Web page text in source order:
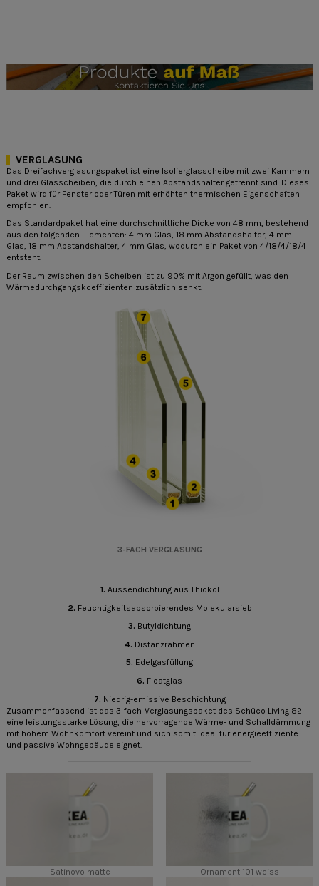
VERGLASUNG
Das Dreifachverglasungspaket ist eine Isolierglasscheibe mit zwei Kammern
und drei Glasscheiben, die durch einen Abstandshalter getrennt sind. Dieses
Paket wird für Fenster oder Türen mit erhöhten thermischen Eigenschaften
empfohlen.
Das Standardpaket hat eine durchschnittliche Dicke von 48 mm, bestehend
aus den folgenden Elementen: 4 mm Glas, 18 mm Abstandshalter, 4 mm
Glas, 18 mm Abstandshalter, 4 mm Glas, wodurch ein Paket von 4/18/4/18/4
entsteht.
Der Raum zwischen den Scheiben ist zu 90% mit Argon gefüllt, was den
Wärmedurchgangskoeffizienten zusätzlich senkt.
3-FACH VERGLASUNG
1. Aussendichtung aus Thiokol
2. Feuchtigkeitsabsorbierendes Molekularsieb
3. Butyldichtung
4. Distanzrahmen
5. Edelgasfüllung
6. Floatglas
7. Niedrig-emissive Beschichtung
Zusammenfassend ist das 3-fach-Verglasungspaket des Schüco LivIng 82
eine leistungsstarke Lösung, die hervorragende Wärme- und Schalldämmung
mit hohem Wohnkomfort vereint und sich somit ideal für energieeffiziente
und passive Wohngebäude eignet.
Satinovo matte Ornament 101 weiss